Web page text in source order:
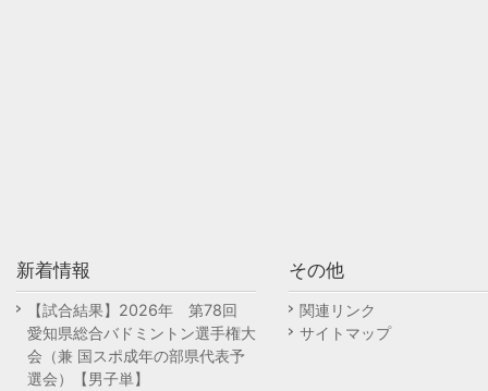
新着情報
【試合結果】2026年 第78回
愛知県総合バドミントン選手権大
会（兼 国スポ成年の部県代表予
選会）【男子単】
その他
関連リンク
サイトマップ